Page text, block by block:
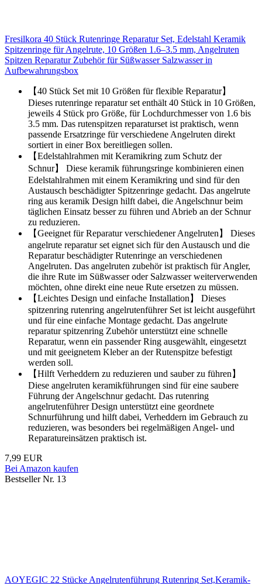
Fresilkora 40 Stück Rutenringe Reparatur Set, Edelstahl Keramik
Spitzenringe für Angelrute, 10 Größen 1.6–3.5 mm, Angelruten
Spitzen Reparatur Zubehör für Süßwasser Salzwasser in
Aufbewahrungsbox
【40 Stück Set mit 10 Größen für flexible Reparatur】
Dieses rutenringe reparatur set enthält 40 Stück in 10 Größen,
jeweils 4 Stück pro Größe, für Lochdurchmesser von 1.6 bis
3.5 mm. Das rutenspitzen reparaturset ist praktisch, wenn
passende Ersatzringe für verschiedene Angelruten direkt
sortiert in einer Box bereitliegen sollen.
【Edelstahlrahmen mit Keramikring zum Schutz der
Schnur】 Diese keramik führungsringe kombinieren einen
Edelstahlrahmen mit einem Keramikring und sind für den
Austausch beschädigter Spitzenringe gedacht. Das angelrute
ring aus keramik Design hilft dabei, die Angelschnur beim
täglichen Einsatz besser zu führen und Abrieb an der Schnur
zu reduzieren.
【Geeignet für Reparatur verschiedener Angelruten】 Dieses
angelrute reparatur set eignet sich für den Austausch und die
Reparatur beschädigter Rutenringe an verschiedenen
Angelruten. Das angelruten zubehör ist praktisch für Angler,
die ihre Rute im Süßwasser oder Salzwasser weiterverwenden
möchten, ohne direkt eine neue Rute ersetzen zu müssen.
【Leichtes Design und einfache Installation】 Dieses
spitzenring rutenring angelrutenführer Set ist leicht ausgeführt
und für eine einfache Montage gedacht. Das angelrute
reparatur spitzenring Zubehör unterstützt eine schnelle
Reparatur, wenn ein passender Ring ausgewählt, eingesetzt
und mit geeignetem Kleber an der Rutenspitze befestigt
werden soll.
【Hilft Verheddern zu reduzieren und sauber zu führen】
Diese angelruten keramikführungen sind für eine saubere
Führung der Angelschnur gedacht. Das rutenring
angelrutenführer Design unterstützt eine geordnete
Schnurführung und hilft dabei, Verheddern im Gebrauch zu
reduzieren, was besonders bei regelmäßigen Angel- und
Reparatureinsätzen praktisch ist.
7,99 EUR
Bei Amazon kaufen
Bestseller Nr. 13
AOYEGIC 22 Stücke Angelrutenführung Rutenring Set,Keramik-